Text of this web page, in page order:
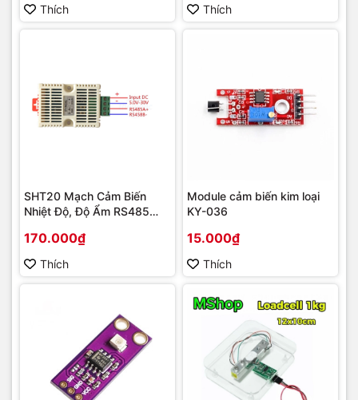
Thích Thích
SHT20 Mạch Cảm Biến
Nhiệt Độ, Độ Ẩm RS485
170.000₫
Thích
Module cảm biến kim loại
KY-036
15.000₫
Thích